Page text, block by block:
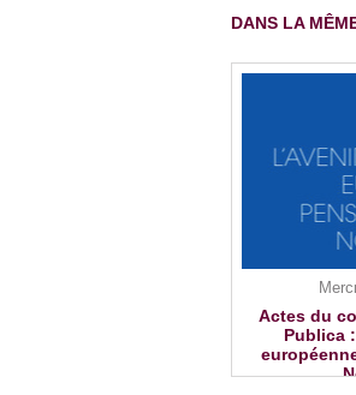
DANS LA
Actes du
Publica